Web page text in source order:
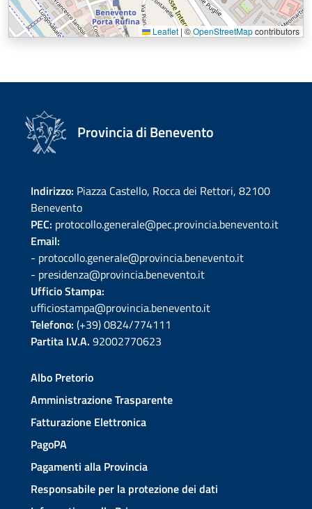
Leaflet |©OpenStreetMapcontributors
Provincia di Benevento
Indirizzo: Piazza Castello, Rocca dei Rettori, 82100
Benevento
PEC: protocollo.generale@pec.provincia.benevento.it
Email:
- protocollo.generale@provincia.benevento.it
- presidenza@provincia.benevento.it
Ufficio Stampa:
ufficiostampa@provincia.benevento.it
Telefono: (+39) 0824/774111
Partita I.V.A. 92002770623
Albo Pretorio
Amministrazione Trasparente
Fatturazione Elettronica
PagoPA
Pagamenti alla Provincia
Responsabile per la protezione dei dati